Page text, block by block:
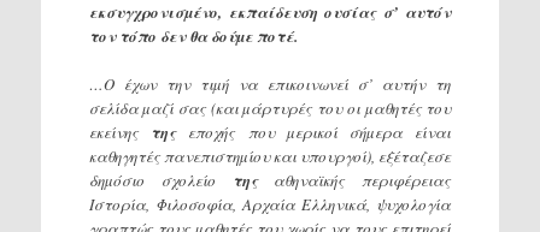
εκσυγχρονισµένο, εκπαίδευση ουσίας σ’ αυτόν
τον τόπο δεν θα δούµε ποτέ.
…Ο έχων την τιµή να επικοινωνεί σ’ αυτήν τη
σελίδα µαζί σας (και µάρτυρές του οι µαθητές του
εκείνης
τηςεποχής που µερικοί σήµερα είναι
καθηγητές πανεπιστηµίου και υπουργοί), εξέταζεσε
δηµόσιο σχολείο
τηςαθηναϊκής περιφέρειας
Ιστορία, Φιλοσοφία, Αρχαία Ελληνικά, ψυχολογία